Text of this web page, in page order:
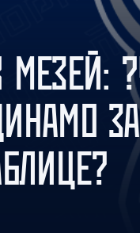
Драконы